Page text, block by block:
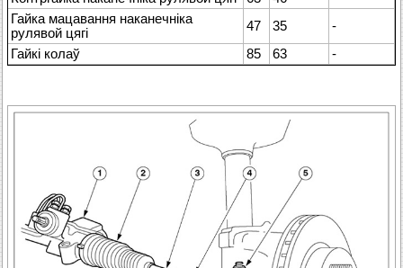
Гайка мацавання наканечніка
рулявой цягі
47 35
-
Гайкі колаў
85 63 -